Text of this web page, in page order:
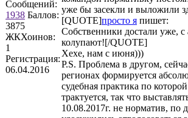
Сообщений:
1938 Баллов:
3875
ЖКХоинов:
1
Регистрация:
06.04.2016
уже бы засекли и выложили
[QUOTE]просто я пишет:
Собственники достали уже, с
колупают![/QUOTE]
Хехе, нам с июня)))
P.S. Проблема в другом,
регионах формируется
судебная практика по
трактуется, так что
10.08.2017г. не норматив, по